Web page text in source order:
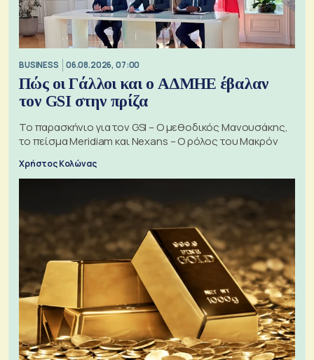
BUSINESS 06.08.2026, 07:00
Πώς οι Γάλλοι και ο ΑΔΜΗΕ έβαλαν
τον GSI στην πρίζα
Το παρασκήνιο για τον GSI – Ο μεθοδικός Μανουσάκης,
το πείσμα Meridiam και Nexans – Ο ρόλος του Μακρόν
Χρήστος Κολώνας